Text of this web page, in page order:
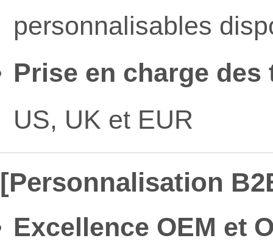
personnalisables
Prise en charge des
US, UK et EUR
[Personnalisation
Excellence OEM et